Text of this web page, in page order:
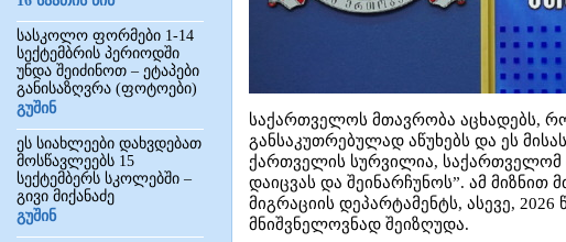
სასკოლო ფორმები 1-14
სექტემბრის პერიოდში
უნდა შეიძინოთ – ეტაპები
განისაზღვრა (ფოტოები)
გუშინ
ეს სიახლეები დახვდებათ
მოსწავლეებს 15
სექტემბერს სკოლებში –
გივი მიქანაძე
გუშინ
საქართველოს მთავრობა აცხადებს,
განსაკუთრებულად აწუხებს და ეს
ქართველის სურვილია,
დაიცვას და შეინარჩუნოს”. ამ მიზნით
მიგრაციის დეპარტამენტს, ასევე,
მნიშვნელოვნად შეიზღუდა.